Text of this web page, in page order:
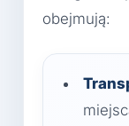
obejmują: